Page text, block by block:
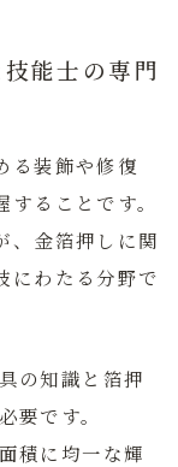
能士の専門
る装飾や修復
ることです。
、金箔押しに関
にわたる分野で
の知識と箔押
要です。
積に均一な輝